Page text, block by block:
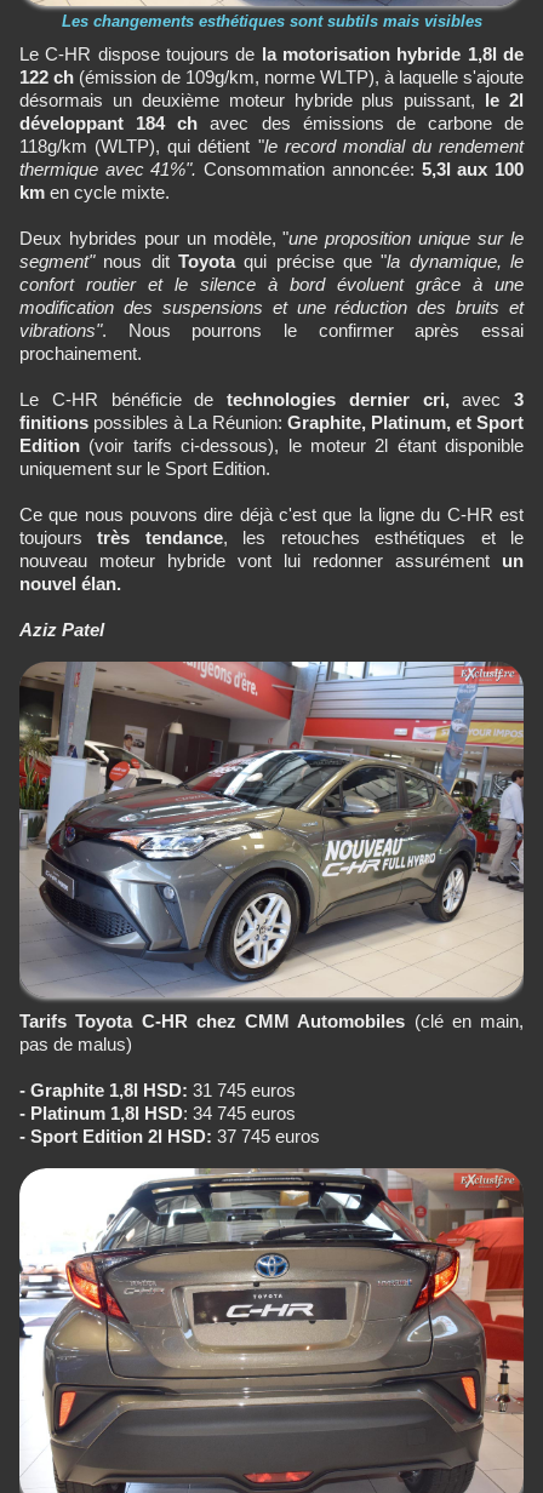
Les changements esthétiques sont subtils mais visibles
Le C-HR dispose toujours de la motorisation hybride 1,8l de
122 ch (émission de 109g/km, norme WLTP), à laquelle s'ajoute
désormais un deuxième moteur hybride plus puissant, le 2l
développant 184 ch avec des émissions de carbone de
118g/km (WLTP), qui détient "le record mondial du rendement
thermique avec 41%". Consommation annoncée: 5,3l aux 100
km en cycle mixte.
Deux hybrides pour un modèle, "une proposition unique sur le
segment"nous dit Toyotaqui précise que "la dynamique, le
confort routier et le silence à bord évoluent grâce à une
modification des suspensions et une réduction des bruits et
vibrations". Nous pourrons le confirmer après essai
prochainement.
Le C-HR bénéficie de technologies dernier cri,avec 3
finitions possibles à La Réunion: Graphite, Platinum, et Sport
Edition (voir tarifs ci-dessous), le moteur 2l étant disponible
uniquement sur le Sport Edition.
Ce que nous pouvons dire déjà c'est que la ligne du C-HR est
toujourstrès tendance, les retouches esthétiques et le
nouveau moteur hybride vont lui redonner assurément un
nouvel élan.
Aziz Patel
Tarifs Toyota C-HR chez CMM Automobiles (clé en main,
pas de malus)
- Graphite 1,8l HSD: 31 745 euros
- Platinum 1,8l HSD: 34 745 euros
- Sport Edition 2l HSD: 37 745 euros